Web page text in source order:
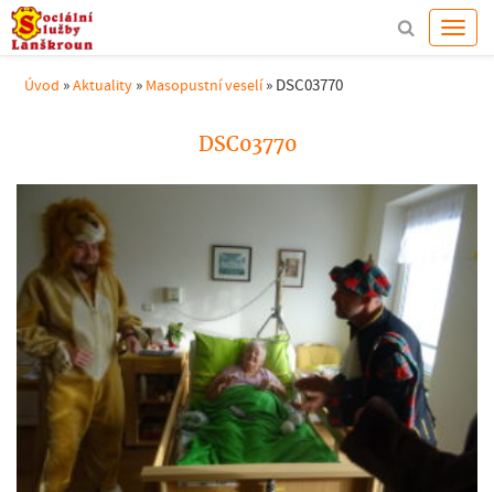
Úvod »Aktuality » Masopustní veselí» DSC03770
DSC03770